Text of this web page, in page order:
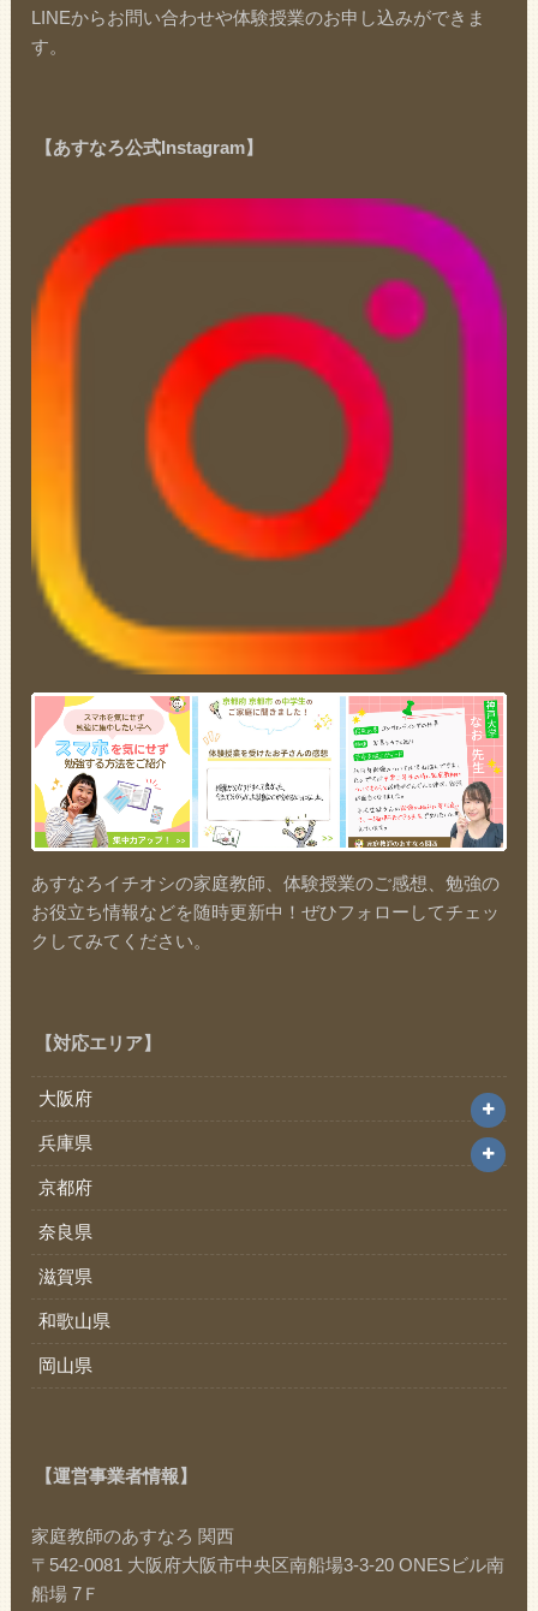
LINEからお問い合わせや体験授業のお申し込みができま
す。
【あすなろ公式Instagram】
あすなろイチオシの家庭教師、体験授業のご感想、勉強の
お役立ち情報などを随時更新中！ぜひフォローしてチェッ
クしてみてください。
【対応エリア】
大阪府
兵庫県
京都府
奈良県
滋賀県
和歌山県
岡山県
【運営事業者情報】
家庭教師のあすなろ 関西
〒542-0081 大阪府大阪市中央区南船場3-3-20 ONESビル南
船場 7Ｆ